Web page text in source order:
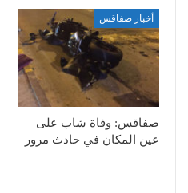
أخبار صفاقس
صفاقس: وفاة شاب على
عين المكان في حادث مرور